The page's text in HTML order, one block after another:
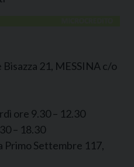
Bisazza 21, MESSINA c/o
ore 9.30 – 12.30
– 18.30
Primo Settembre 117,